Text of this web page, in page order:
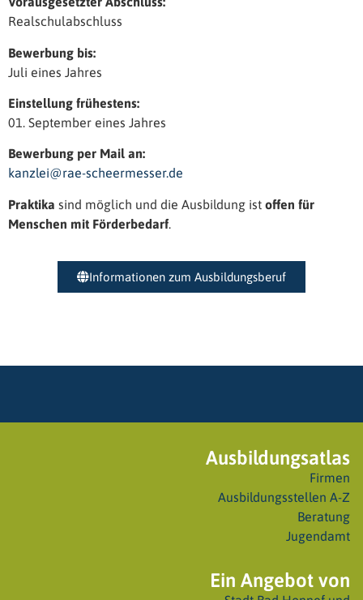
Realschulabschluss
Bewerbung bis:
Juli eines Jahres
Einstellung frühestens:
01. September eines Jahres
Bewerbung per Mail an:
kanzlei@rae-scheermesser.de
Praktika sind möglich und die Ausbildung ist offen für
Menschen mit Förderbedarf.
Informationen zum Ausbildungsberuf
Ausbildungsatlas
Firmen
Ausbildungsstellen A-Z
Beratung
Jugendamt
Ein Angebot von